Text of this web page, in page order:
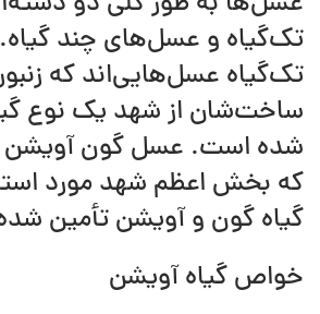
تک‌گیاه و عسل‌های چند
تک‌گیاه عسل‌هایی‌اند که
ساخت‌شان از شهد یک نوع
شده است. عسل گون
که بخش اعظم شهد مورد
گیاه گون و آویشن تأمین
خواص گیاه آویشن